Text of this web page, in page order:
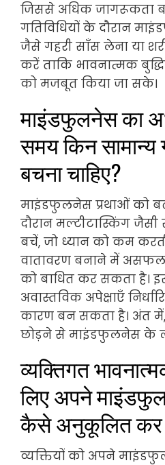
जिससे अधिक जागरूकता
गतिविधियों के दौरान
जैसे गहरी साँस लेना या
करें ताकि भावनात्मक
को मजबूत किया जा सके।
माइंडफुलनेस का
समय किन सामान्य
बचना चाहिए?
माइंडफुलनेस प्रथाओं को
दौरान मल्टीटास्किंग
बचें, जो ध्यान को कम
वातावरण बनाने में असफल
को बाधित कर सकता है।
अवास्तविक अपेक्षाएँ
कारण बन सकता है। अंत
छोड़ने से माइंडफुलनेस के
व्यक्तिगत
लिए अपने
कैसे अनुकूलित
व्यक्तियों को अपने